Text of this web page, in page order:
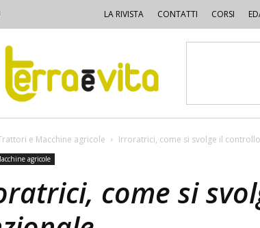
LA RIVISTA CONTATTI CORSI
e Macchine agricole Irroratrici, come si svolge il
agricole
come si